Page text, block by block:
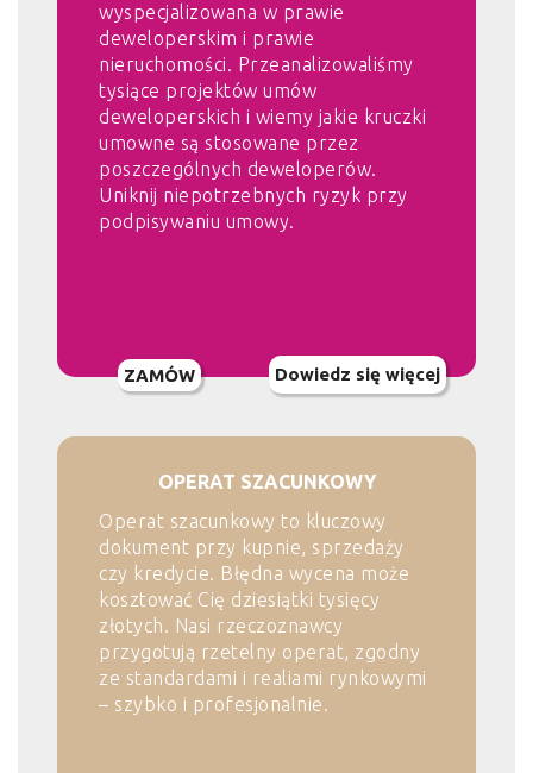
wyspecjalizowana w prawie
deweloperskim i prawie
nieruchomości. Przeanalizowaliśmy
tysiące projektów umów
deweloperskich i wiemy jakie kruczki
umowne są stosowane przez
poszczególnych deweloperów.
Uniknij niepotrzebnych ryzyk przy
podpisywaniu umowy.
ZAMÓW Dowiedz się więcej
OPERAT SZACUNKOWY
Operat szacunkowy to kluczowy
dokument przy kupnie, sprzedaży
czy kredycie. Błędna wycena może
kosztować Cię dziesiątki tysięcy
złotych. Nasi rzeczoznawcy
przygotują rzetelny operat, zgodny
ze standardami i realiami rynkowymi
– szybko i profesjonalnie.